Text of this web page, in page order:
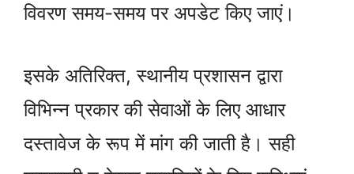
विवरण समय-समय पर अपडेट किए जाएं।
इसके अतिरिक्त, स्थानीय प्रशासन द्वारा
विभिन्न प्रकार की सेवाओं के लिए आधार
दस्तावेज के रूप में मांग की जाती है। सही